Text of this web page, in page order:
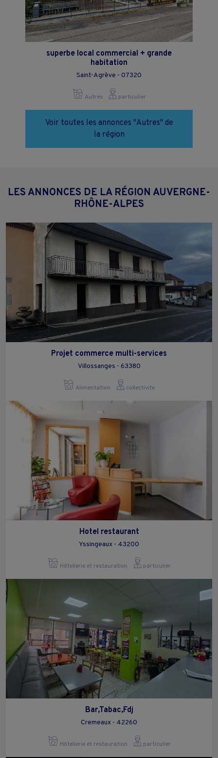
superbe local commercial + grande
habitation
Saint-Agrève - 07320
Autres particulier
Voir toutes les annonces "Autres" de
la région
LES ANNONCES DE LA RÉGION AUVERGNE-
RHÔNE-ALPES
Projet commerce multi-services
Villossanges - 63380
Alimentation collectivite
Hotel restaurant
Yssingeaux - 43200
Hôtellerie et restauration particulier
Bar,Tabac,Fdj
Cremeaux - 42260
Hôtellerie et restauration particulier